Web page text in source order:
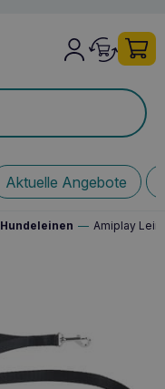
Aktuelle Angebote
Hundeleinen — Amiplay